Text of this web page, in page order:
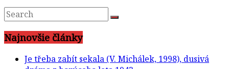
Najnovšie články
Je třeba zabít sekala (V. Michálek, 1998), dusivá